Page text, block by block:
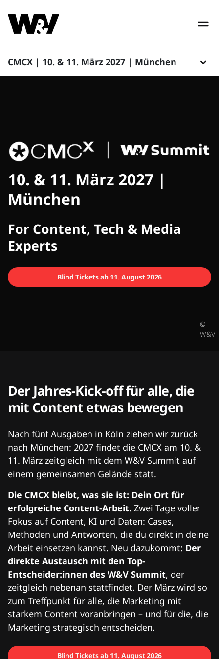
CMCX | 10. & 11. März 2027 | München
CMCX
10. & 11. März 2027 |
München
For Content, Tech & Media
Experts
Blind Tickets ab 11. August 2026
©
W&V
Der Jahres-Kick-off für alle, die
mit Content etwas bewegen
Nach fünf Ausgaben in Köln ziehen wir zurück
nach München: 2027 findet die CMCX am 10. &
11. März zeitgleich mit dem W&V Summit auf
einem gemeinsamen Gelände statt.
Die CMCX bleibt, was sie ist: Dein Ort für
erfolgreiche Content-Arbeit. Zwei Tage voller
Fokus auf Content, KI und Daten: Cases,
Methoden und Antworten, die du direkt in deine
Arbeit einsetzen kannst. Neu dazukommt: Der
direkte Austausch mit den Top-
Entscheider:innen des W&V Summit, der
zeitgleich nebenan stattfindet. Der März wird so
zum Treffpunkt für alle, die Marketing mit
starkem Content voranbringen – und für die, die
Marketing strategisch entscheiden.
Blind Tickets ab 11. August 2026